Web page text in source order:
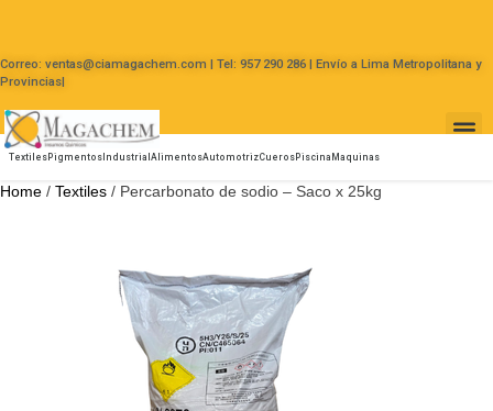
Correo: ventas@ciamagachem.com | Tel: 957 290 286 | Envío a Lima Metropolitana y
Provincias|
Textiles Pigmentos Industrial AlimentosAutomotrizCueros Piscina Maquinas
Home / Textiles / Percarbonato de sodio – Saco x 25kg